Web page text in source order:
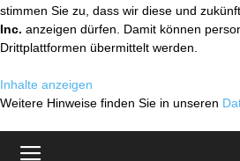
stimmen Sie zu, dass wir diese und
Inc. anzeigen dürfen. Damit können
Drittplattformen übermittelt werden.
Inhalte anzeigen
Weitere Hinweise finden Sie in unseren